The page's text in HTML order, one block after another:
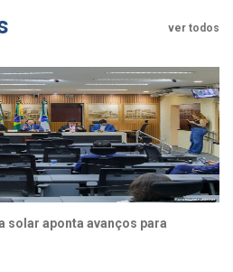
ver todos
solar aponta avanços para